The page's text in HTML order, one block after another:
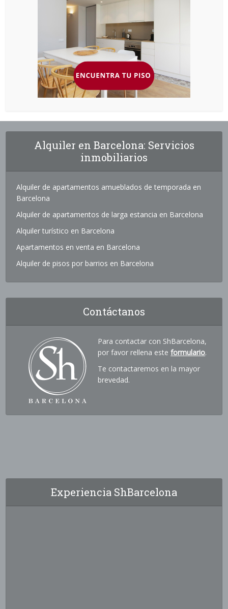
Alquiler en Barcelona: Servicios
inmobiliarios
Alquiler de apartamentos amueblados de temporada en
Barcelona
Alquiler de apartamentos de larga estancia en Barcelona
Alquiler turístico en Barcelona
Apartamentos en venta en Barcelona
Alquiler de pisos por barrios en Barcelona
Contáctanos
Para contactar con ShBarcelona,
por favor rellena esteformulario.
Te contactaremos en la mayor
brevedad.
Experiencia ShBarcelona